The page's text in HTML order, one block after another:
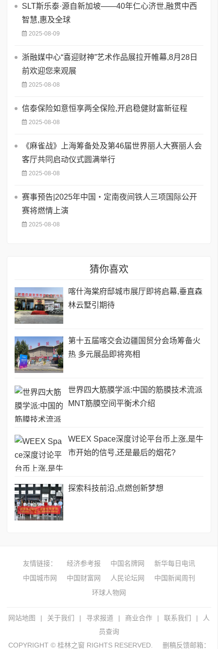
SLT斯乐泰·源自新加坡——40年仁心济世,融贯中西
智慧,惠及全球
2025-08-09
浙融媒中心“喜迎财神”艺术作品展拉开帷幕,8月28日
前欢迎您来观展
2025-08-08
信泰保险如意恒享两全保险,开启稳健财富新征程
2025-08-08
《麻雀战》上海筹备处及第46届世界丽人大赛丽人会
客厅共同启动仪式圆满举行
2025-08-08
赛事预告|2025年中国・定南夜间铁人三项国际公开
赛将燃情上演
2025-08-08
猜你喜欢
喀什海棠府邸城市展厅即将启幕,垂直森
林云墅引期待
第十五届喀交会边疆国贸分会场筹备火
热 多元展品即将亮相
世界四大筋膜学派:中国的筋膜技术流派
MNT筋膜空间平衡术介绍
WEEX Space深度讨论平台币上涨,是牛
市开始的信号,还是最后的烟花?
探索科技前沿,点燃创新梦想
友情链接： 经济参考报 中国名牌网
新华每日电讯
中国城市网
中国财富网 人民论坛网
中国新闻周刊
环球人物网
网站地图 | 关于我们 | 寻求报道 | 商业合作 | 联系我们 |
人
员查询
COPYRIGHT © 桂林之窗 RIGHTS RESERVED.
删稿反馈邮箱：